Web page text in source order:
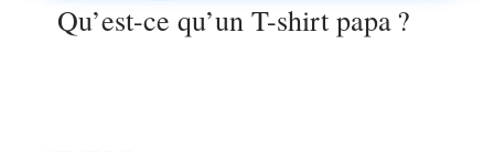
Qu’est-ce qu’un T-shirt papa ?